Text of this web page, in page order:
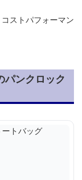
ストパフォーマン
ンクロック